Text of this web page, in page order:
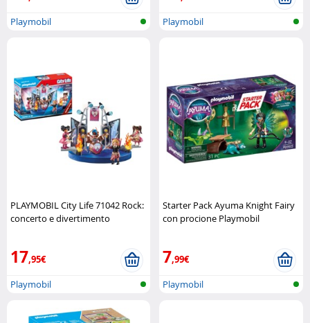
Playmobil
Playmobil
PLAYMOBIL City Life 71042 Rock:
concerto e divertimento
17,95€
Playmobil
Starter Pack Ayuma Knight Fairy
con procione Playmobil
7,99€
Playmobil